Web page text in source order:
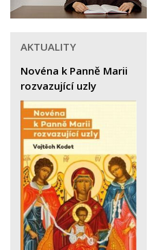
AKTUALITY
Novéna k Panně Marii
rozvazující uzly